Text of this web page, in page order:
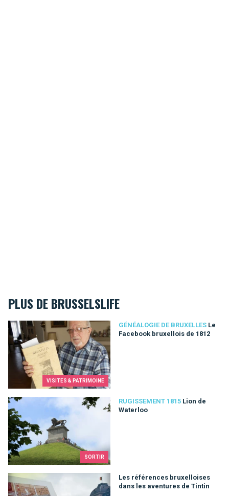
PLUS DE BRUSSELSLIFE
VISITES & PATRIMOINE
GÉNÉALOGIE DE BRUXELLES Le
Facebook bruxellois de 1812
Le Facebook bruxellois de 1812
SORTIR
RUGISSEMENT 1815 Lion de
Waterloo
Lion de Waterloo
Les références bruxelloises
dans les aventures de Tintin
Les références bruxelloises dans les aventures de Tintin